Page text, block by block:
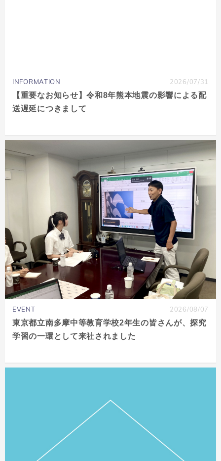
INFORMATION 2026/07/31
【重要なお知らせ】令和8年熊本地震の影響による配
送遅延につきまして
EVENT 2026/08/07
東京都立南多摩中等教育学校2年生の皆さんが、探究
学習の一環として来社されました